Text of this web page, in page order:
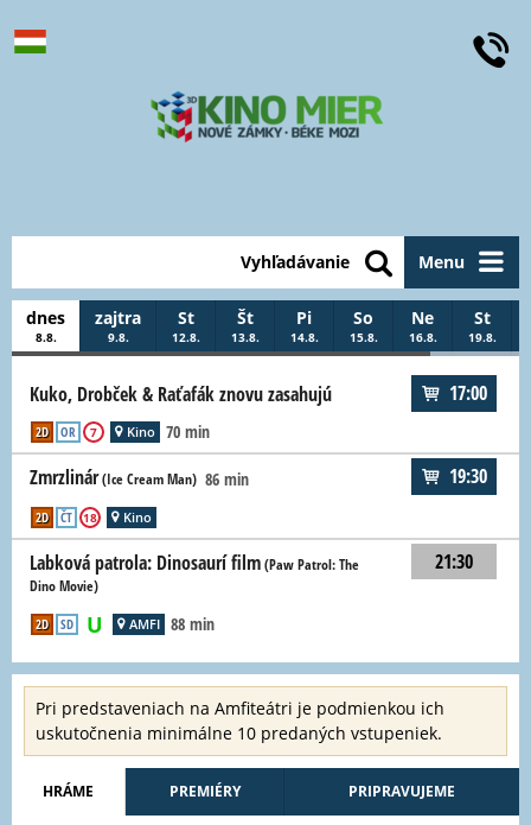
Menu
Vyhľadávanie
dnes
8.8.
zajtra
9.8.
St
12.8.
Št
13.8.
Pi
14.8.
So
15.8.
Ne
16.8.
St
19.8.
Kuko, Drobček & Raťafák znovu zasahujú
70 min
2D OR 7 Kino
17:00
Zmrzlinár(Ice Cream Man) 86 min
2D ČT 18 Kino
19:30
Labková patrola: Dinosaurí film(Paw Patrol: The
Dino Movie)
88 min
2D SD AMFI
21:30
Pri predstaveniach na Amfiteátri je podmienkou ich
uskutočnenia minimálne 10 predaných vstupeniek.
HRÁME PREMIÉRY PRIPRAVUJEME